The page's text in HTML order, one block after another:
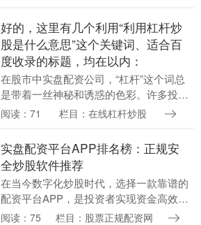
首要难题。本文将....
好的，这里有几个利用“利用杠杆炒
股是什么意思”这个关键词、适合百
度收录的标题，均在以内：
在股市中实盘配资公司，“杠杆”这个词总
是带着一丝神秘和诱惑的色彩。许多投资
者听说过利用杠杆可以“以小博大”，却对
么是利用杠杆....
阅读：71 栏目：在线杠杆炒股
实盘配资平台APP排名榜：正规安
全炒股软件推荐
在当今数字化炒股时代，选择一款靠谱的
配资平台APP，是投资者实现资金高效运
作的关键一步。面对市场上琳琅满目的配
阅读：75 栏目：股票正规配资网